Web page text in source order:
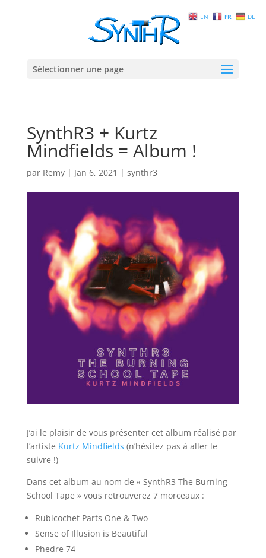
Sélectionner une page
SynthR3 + Kurtz
Mindfields = Album !
par Remy| Jan 6, 2021 | synthr3
J’ai le plaisir de vous présenter cet album réalisé par
l’artiste Kurtz Mindfields (n’hésitez pas à aller le
suivre !)
Dans cet album au nom de « SynthR3 The Burning
School Tape » vous retrouverez 7 morceaux :
Rubicochet Parts One & Two
Sense of Illusion is Beautiful
Phedre 74
EN FR DE